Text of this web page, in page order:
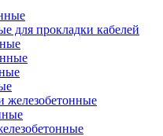
для прокладки кабелей
железобетонные